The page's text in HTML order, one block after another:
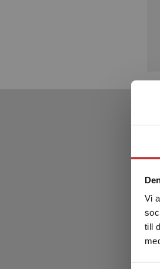
Vi
till